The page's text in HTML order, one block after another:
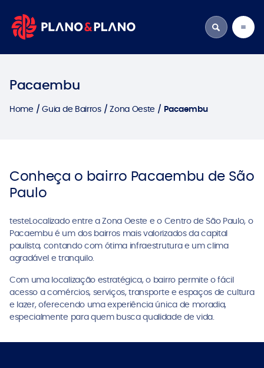
Pacaembu
Home Guia de Bairros Zona Oeste Pacaembu
Conheça o bairro Pacaembu de São
Paulo
testeLocalizado entre a Zona Oeste e o Centro de São Paulo, o
Pacaembu é um dos bairros mais valorizados da capital
paulista, contando com ótima infraestrutura e um clima
agradável e tranquilo.
Com uma localização estratégica, o bairro permite o fácil
acesso a comércios, serviços, transporte e espaços de cultura
e lazer, oferecendo uma experiência única de moradia,
especialmente para quem busca qualidade de vida.